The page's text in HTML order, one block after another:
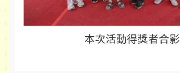
本次活動得獎者合影